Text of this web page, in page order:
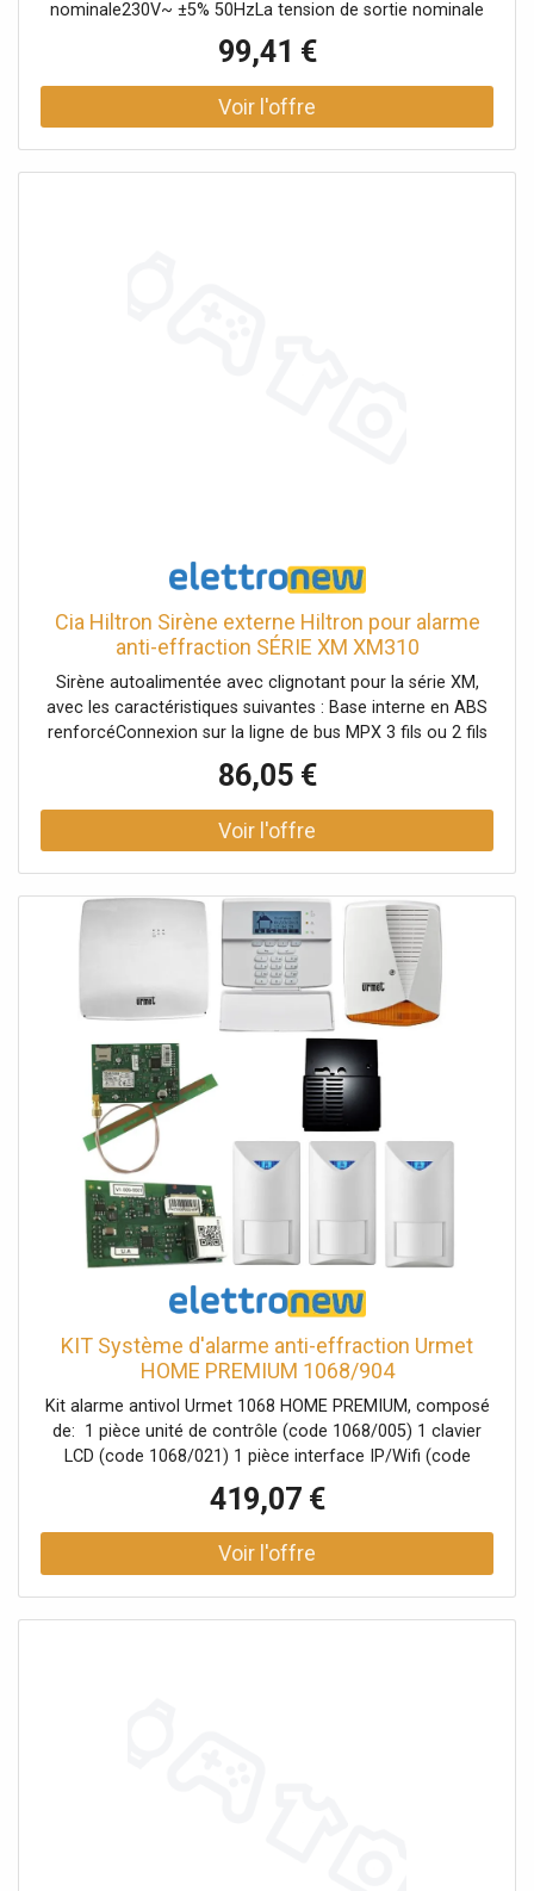
nominale230V~ ±5% 50HzLa tension de sortie nominale
est de 12Vdc ±10%.Absorption normale 40mAAbsorption
maximale 50mAAbsorption maximale de l'unité de
contrôle seule 35mACourant maximal délivré par le bloc
d'alimentation 1ACourant maximum délivrable en sortie
99,41 €
Cia Hiltron Sirène externe Hiltron pour alarme
anti-effraction SÉRIE XM XM310
Sirène autoalimentée avec clignotant pour la série XM,
avec les caractéristiques suivantes : Base interne en ABS
renforcéConnexion sur la ligne de bus MPX 3 fils ou 2 fils
la batterieCouleur argentTension d'alimentation nominale
12Vdc ±10% (de l'unité de commande ou de l'alimentation
locale)Absorption maximale 250mACompartiment pour
batterie 12V 2Ah (non incluse)Contrôle et limitation du
86,05 €
KIT Système d'alarme anti-effraction Urmet
HOME PREMIUM 1068/904
Kit alarme antivol Urmet 1068 HOME PREMIUM, composé
de: 1 pièce unité de contrôle (code 1068/005) 1 clavier
LCD (code 1068/021) 1 pièce interface IP/Wifi (code
(code 1033/132) 1 unité communicateur téléphonique
GSM avec synthèse vocale intégrée (code 1068/458) 1
unité de sirène externe auto-alimentée (code 1033/414) 1
pc grille de protection pour sirène (code 1033/417)
419,07 €